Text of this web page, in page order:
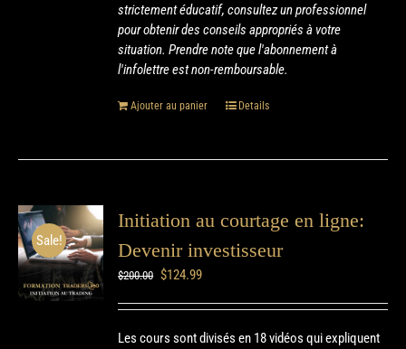
strictement éducatif, consultez un professionnel
pour obtenir des conseils appropriés à votre
situation. Prendre note que l'abonnement à
l'infolettre est non-remboursable.
Ajouter au panier Details
Sale!
Initiation au courtage en ligne:
Devenir investisseur
$200.00 $124.99
Les cours sont divisés en 18 vidéos qui expliquent